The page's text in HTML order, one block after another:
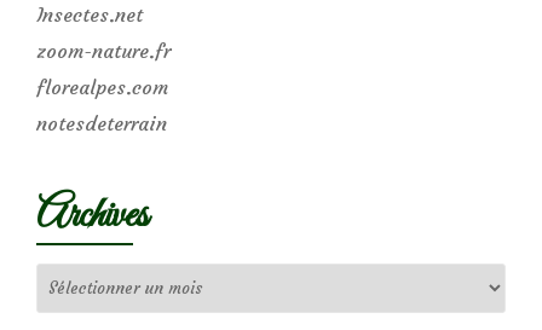
Insectes.net
zoom-nature.fr
florealpes.com
notesdeterrain
Archives